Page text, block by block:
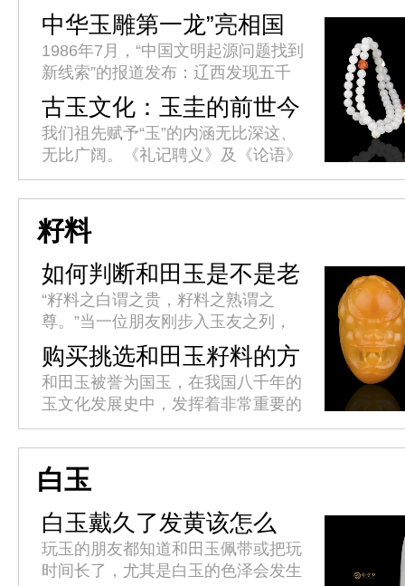
中华玉雕第一龙”亮相国
博
1986年7月，“中国文明起源问题找到
新线索”的报道发布：辽西发现五千
年祭坛、女神庙、积石冢群址。考古
学界推断，这一重大发现将中华文明
史提前了一千多年。34年后...
古玉文化：玉圭的前世今
生
我们祖先赋予“玉”的内涵无比深这、
无比广阔。《礼记聘义》及《论语》
中都有“君子比德于玉焉”的句子。古
人认为工具有仁、义、智、勇、洁的
君子美德，所以以玉比德，敦品...
籽料
如何判断和田玉是不是老
熟?
“籽料之白谓之贵，籽料之熟谓之
尊。”当一位朋友刚步入玉友之列，
最容易首先被传授的便是和田玉籽料
的白度判断标准，而自己最容易首先
接受的也是籽料的白度判断标准。对
于...
购买挑选和田玉籽料的方
法
和田玉被誉为国玉，在我国八千年的
玉文化发展史中，发挥着非常重要的
作用。它色泽温雅，质感柔润，形质
高贵，千百年来受到上至帝王贵族，
下至平民百姓的热烈追捧。挑选和
田...
白玉
白玉戴久了发黄该怎么
办?
玩玉的朋友都知道和田玉佩带或把玩
时间长了，尤其是白玉的色泽会发生